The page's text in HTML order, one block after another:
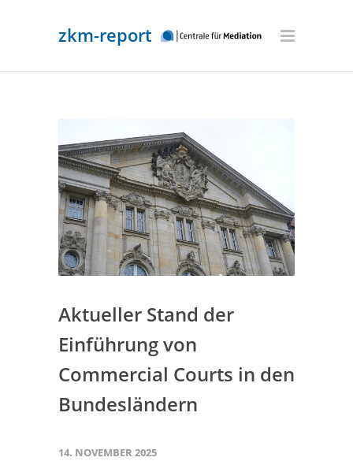
zkm-report
Aktueller Stand der
Einführung von
Commercial Courts in den
Bundesländern
14. NOVEMBER 2025